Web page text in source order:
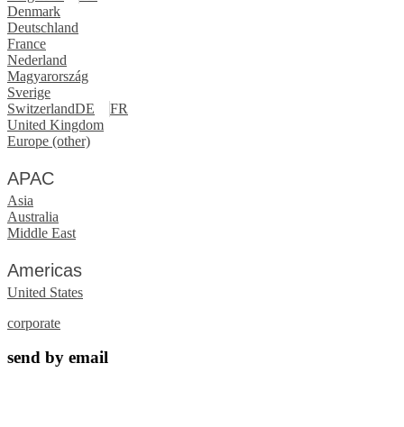
Denmark
Deutschland
France
Nederland
Magyarország
Sverige
SwitzerlandDE
FR
United Kingdom
Europe (other)
APAC
Asia
Australia
Middle East
Americas
United States
corporate
send by email